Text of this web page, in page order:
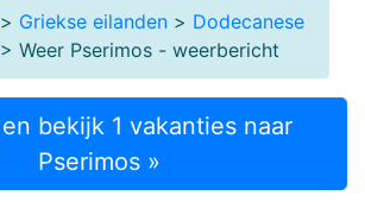
> Griekse eilanden > Dodecanese
> Weer Pserimos - weerbericht
en bekijk 1 vakanties naar
Pserimos »